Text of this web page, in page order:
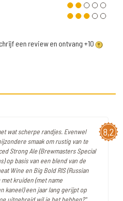
een review en ontvang +10
8,2
wat scherpe randjes. Evenwel
smaak om rustig van te
Strong Ale (Brewmasters Special
op basis van een blend van de
Wine en Big Bold RIS (Russian
kruiden (met name
kaneel) een jaar lang gerijpt op